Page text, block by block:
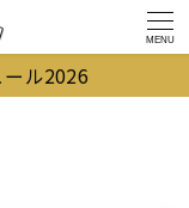
MENU
ル2026